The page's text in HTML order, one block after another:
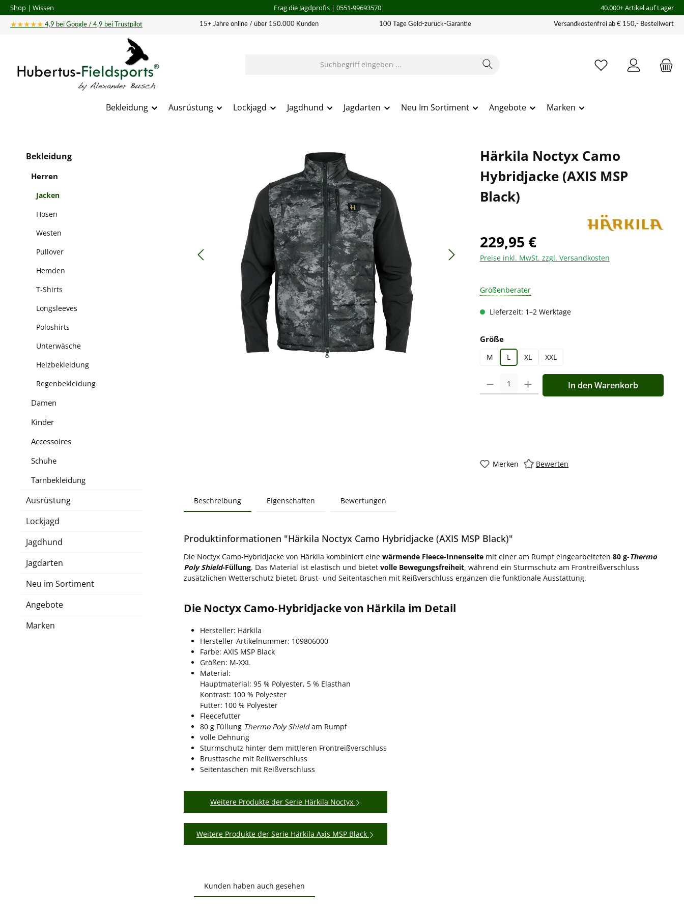
Hauptinhalt springen
Zur Suche springen
Zur Hauptnavigation springen
Shop | Wissen Frag die Jagdprofis| 0551-99693570 40.000+ Artikel auf Lager
★★★★★ 4,9 bei Google / 4,9 bei Trustpilot 15+ Jahre online / über 150.000 Kunden 100 Tage Geld-zurück-Garantie Versandkostenfrei ab € 150,- Bestellwert
Bekleidung Ausrüstung Lockjagd Jagdhund Jagdarten Neu Im Sortiment Angebote Marken
Bekleidung
Herren
Jacken
Hosen
Westen
Pullover
Hemden
T-Shirts
Longsleeves
Poloshirts
Unterwäsche
Heizbekleidung
Regenbekleidung
Damen
Kinder
Accessoires
Schuhe
Tarnbekleidung
Ausrüstung
Lockjagd
Jagdhund
Jagdarten
Neu im Sortiment
Angebote
Marken
Härkila Noctyx Camo
Hybridjacke (AXIS MSP
Black)
229,95 €
Preise inkl. MwSt. zzgl. Versandkosten
Größenberater
Lieferzeit: 1–2 Werktage
Größeauswählen
M L XL XXL
Produkt Anzahl: Gib den gewünschten Wert ein oder
In den Warenkorb
Merken Bewerten
Beschreibung Eigenschaften Bewertungen
Produktinformationen "Härkila Noctyx Camo Hybridjacke (AXIS MSP Black)"
Die Noctyx Camo-Hybridjacke von Härkila kombiniert eine wärmende Fleece-Innenseite mit einer am Rumpf eingearbeiteten 80 g-Thermo
Poly Shield-Füllung. Das Material ist elastisch und bietet volle Bewegungsfreiheit, während ein Sturmschutz am Frontreißverschluss
zusätzlichen Wetterschutz bietet. Brust- und Seitentaschen mit Reißverschluss ergänzen die funktionale Ausstattung.
Die Noctyx Camo-Hybridjacke von Härkila im Detail
Hersteller: Härkila
Hersteller-Artikelnummer: 109806000
Farbe: AXIS MSP Black
Größen: M-XXL
Material:
Hauptmaterial: 95 % Polyester, 5 % Elasthan
Kontrast: 100 % Polyester
Futter: 100 % Polyester
Fleecefutter
80 g Füllung Thermo Poly Shieldam Rumpf
volle Dehnung
Sturmschutz hinter dem mittleren Frontreißverschluss
Brusttasche mit Reißverschluss
Seitentaschen mit Reißverschluss
Weitere Produkte der Serie Härkila Noctyx
Weitere Produkte der Serie Härkila Axis MSP Black
Kunden haben auch gesehen